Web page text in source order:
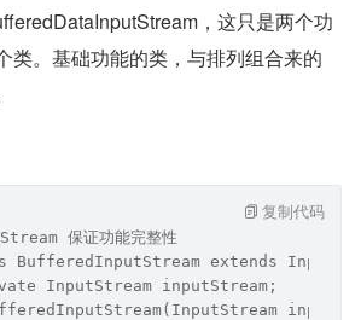
，这只是两个功
类。基础功能的类，与排列组合来的
保证功能完整性
BufferedInputStream extends
InputStream inputStream;
复制代码